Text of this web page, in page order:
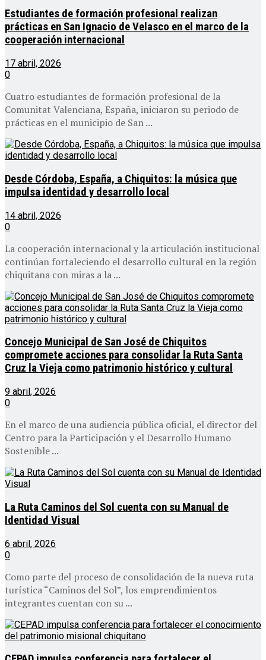
Estudiantes de formación profesional realizan
prácticas en San Ignacio de Velasco en el marco de la
cooperación internacional
17 abril, 2026
0
Cuatro estudiantes de formación profesional de la
Comunitat Valenciana, España, iniciaron su periodo de
prácticas en el municipio de San ...
Desde Córdoba, España, a Chiquitos: la música que
impulsa identidad y desarrollo local
14 abril, 2026
0
La cooperación internacional y la articulación institucional
continúan fortaleciendo el desarrollo cultural en la región
chiquitana con miras a la ...
Concejo Municipal de San José de Chiquitos
compromete acciones para consolidar la Ruta Santa
Cruz la Vieja como patrimonio histórico y cultural
9 abril, 2026
0
En el marco de una audiencia pública oficial, el director del
Centro para la Participación y el Desarrollo Humano
Sostenible ...
La Ruta Caminos del Sol cuenta con su Manual de
Identidad Visual
6 abril, 2026
0
Como parte del proceso de consolidación de la nueva ruta
turística “Caminos del Sol”, los emprendimientos
integrantes cuentan con su ...